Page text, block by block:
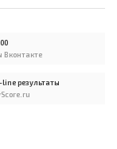
Вконтакте
line результаты